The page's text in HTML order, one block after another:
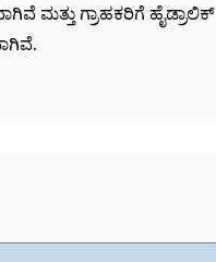
ಮತ್ತು ಗ್ರಾಹಕರಿಗೆ ಹೈಡ್ರಾಲಿಕ್